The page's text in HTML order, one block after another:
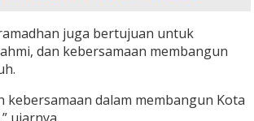
juga bertujuan untuk
dan kebersamaan membangun
kebersamaan dalam membangun Kota